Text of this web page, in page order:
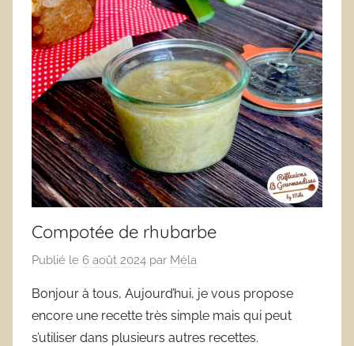
Compotée de rhubarbe
Publié le 6 août 2024 par Méla
Bonjour à tous, Aujourd’hui, je vous propose
encore une recette très simple mais qui peut
s’utiliser dans plusieurs autres recettes.